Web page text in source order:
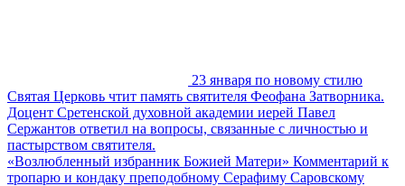
23 января по новому стилю
Святая Церковь чтит память святителя Феофана Затворника.
Доцент Сретенской духовной академии иерей Павел
Сержантов ответил на вопросы, связанные с личностью и
пастырством святителя.
«Возлюбленный избранник Божией Матери» Комментарий к
тропарю и кондаку преподобному Серафиму Саровскому